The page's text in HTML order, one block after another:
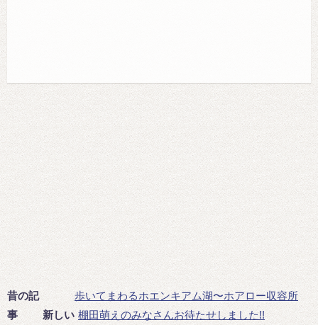
昔の記
事
歩いてまわるホエンキアム湖〜ホアロー収容所
新しい 棚田萌えのみなさんお待たせしました!!